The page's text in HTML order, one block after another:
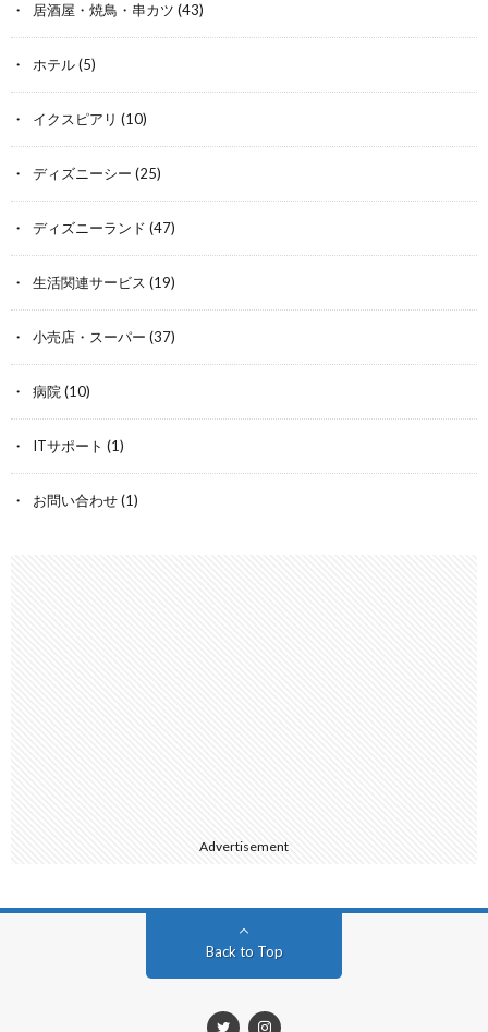
居酒屋・焼鳥・串カツ (43)
ホテル(5)
イクスピアリ (10)
ディズニーシー (25)
ディズニーランド (47)
生活関連サービス (19)
小売店・スーパー (37)
病院(10)
ITサポート (1)
お問い合わせ(1)
Advertisement
Back to Top